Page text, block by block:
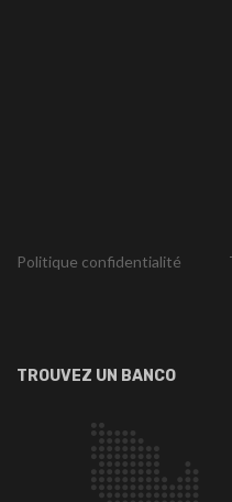
Politique confidentialité
TROUVEZ UN BANCO